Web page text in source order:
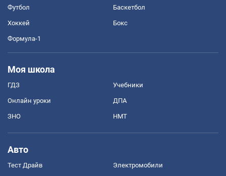
Футбол Баскетбол
Хоккей Бокс
Формула-1
Моя школа
ГДЗ Учебники
Онлайн уроки ДПА
ЗНО НМТ
Авто
Тест Драйв Электромобили